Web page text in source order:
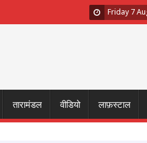
Friday 7
तारामंडल वीडियो लाफ़स्टाल